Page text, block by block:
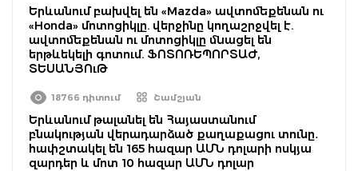
Երևանում բախվել են «Mazda» ավտոմեքենան ու
«Honda» մոտոցիկլը. վերջինը կողաշրջվել է.
ավտոմեքենան ու մոտոցիկլը մնացել են
երթևեկելի գոտում. ՖՈՏՈՌԵՊՈՐՏԱԺ,
ՏԵՍԱՆՅՈւԹ
18766 դիտում Շամշյան
Երևանում թալանել են Հայաստանում
բնակության վերադարձած քաղաքացու տունը․
հափշտակել են 165 հազար ԱՄՆ դոլարի ոսկյա
զարդեր և մոտ 10 հազար ԱՄՆ դոլար